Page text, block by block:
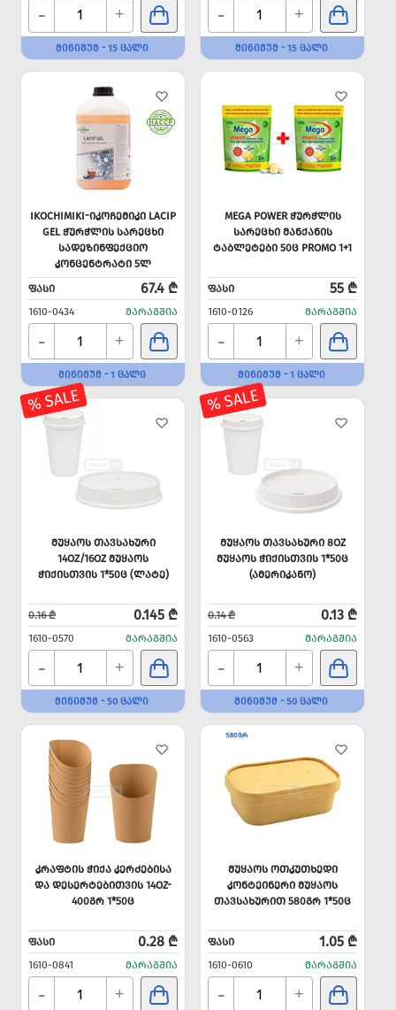
- +
ᲛᲘᲜᲘᲛᲣᲛ - 15 ᲪᲐᲚᲘ
- +
ᲛᲘᲜᲘᲛᲣᲛ - 15 ᲪᲐᲚᲘ
IKOCHIMIKI-ᲘᲙᲝᲩᲔᲛᲘᲙᲘ LACIP
GEL ᲭᲣᲠᲭᲚᲘᲡ ᲡᲐᲠᲔᲪᲮᲘ
ᲡᲐᲓᲔᲖᲘᲜᲤᲔᲥᲪᲘᲝ
ᲙᲝᲜᲪᲔᲜᲢᲠᲐᲢᲘ 5Ლ
ᲤᲐᲡᲘ
67.4 ₾
1610-0434 ᲛᲐᲠᲐᲒᲨᲘᲐ
- +
ᲛᲘᲜᲘᲛᲣᲛ - 1 ᲪᲐᲚᲘ
MEGA POWER ᲭᲣᲠᲭᲚᲘᲡ
ᲡᲐᲠᲔᲪᲮᲘ ᲛᲐᲜᲥᲐᲜᲘᲡ
ᲢᲐᲑᲚᲔᲢᲔᲑᲘ 50Ც PROMO 1+1
ᲤᲐᲡᲘ 55 ₾
1610-0126 ᲛᲐᲠᲐᲒᲨᲘᲐ
- +
ᲛᲘᲜᲘᲛᲣᲛ - 1 ᲪᲐᲚᲘ
% SALE
ᲛᲣᲧᲐᲝᲡ ᲗᲐᲕᲡᲐᲮᲣᲠᲘ
14OZ/16OZ ᲛᲣᲧᲐᲝᲡ
ᲭᲘᲥᲘᲡᲗᲕᲘᲡ 1*50Ც (ᲚᲐᲢᲔ)
0.16 ₾ 0.145 ₾
1610-0570 ᲛᲐᲠᲐᲒᲨᲘᲐ
- +
ᲛᲘᲜᲘᲛᲣᲛ - 50 ᲪᲐᲚᲘ
% SALE
ᲛᲣᲧᲐᲝᲡ ᲗᲐᲕᲡᲐᲮᲣᲠᲘ 8OZ
ᲛᲣᲧᲐᲝᲡ ᲭᲘᲥᲘᲡᲗᲕᲘᲡ 1*50Ც
(ᲐᲛᲔᲠᲘᲙᲐᲜᲝ)
0.14 ₾ 0.13 ₾
1610-0563 ᲛᲐᲠᲐᲒᲨᲘᲐ
- +
ᲛᲘᲜᲘᲛᲣᲛ - 50 ᲪᲐᲚᲘ
ᲙᲠᲐᲤᲢᲘᲡ ᲭᲘᲥᲐ ᲙᲔᲠᲫᲔᲑᲘᲡᲐ
ᲓᲐ ᲓᲔᲡᲔᲠᲢᲔᲑᲘᲗᲕᲘᲡ 14OZ-
400ᲒᲠ 1*50Ც
ᲤᲐᲡᲘ 0.28 ₾
1610-0841 ᲛᲐᲠᲐᲒᲨᲘᲐ
- +
ᲛᲣᲧᲐᲝᲡ ᲝᲗᲙᲣᲗᲮᲔᲓᲘ
ᲙᲝᲜᲢᲔᲘᲜᲔᲠᲘ ᲛᲣᲧᲐᲝᲡ
ᲗᲐᲕᲡᲐᲮᲣᲠᲘᲗ 580ᲒᲠ 1*50Ც
ᲤᲐᲡᲘ 1.05 ₾
1610-0610 ᲛᲐᲠᲐᲒᲨᲘᲐ
- +